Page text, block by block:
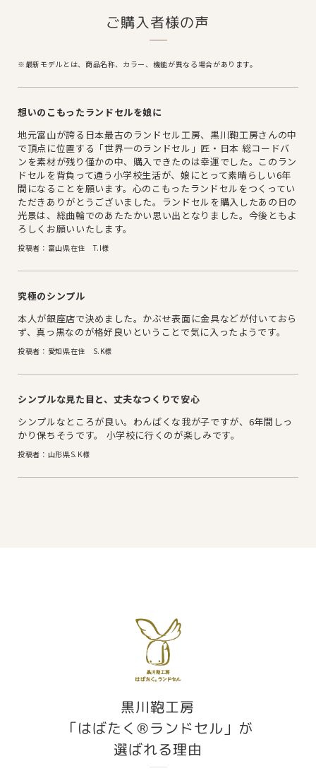
ご購入者様の声
※最新モデルとは、商品名称、カラー、機能が異なる場合があります。
想いのこもったランドセルを娘に
地元富山が誇る日本最古のランドセル工房、黒川鞄工房さんの中
で頂点に位置する「世界一のランドセル」匠・日本 総コードバ
ンを素材が残り僅かの中、購入できたのは幸運でした。このラン
ドセルを背負って通う小学校生活が、娘にとって素晴らしい6年
間になることを願います。心のこもったランドセルをつくってい
ただきありがとうございました。ランドセルを購入したあの日の
光景は、総曲輪でのあたたかい思い出となりました。今後ともよ
ろしくお願いいたします。
投稿者：富山県在住 T.I様
究極のシンプル
本人が銀座店で決めました。かぶせ表面に金具などが付いておら
ず、真っ黒なのが格好良いということで気に入ったようです。
投稿者：愛知県在住 S.K様
シンプルな見た目と、丈夫なつくりで安心
シンプルなところが良い。わんぱくな我が子ですが、6年間しっ
かり保ちそうです。 小学校に行くのが楽しみです。
投稿者：山形県S.K様
黒川鞄工房
「はばたく®ランドセル」が
選ばれる理由